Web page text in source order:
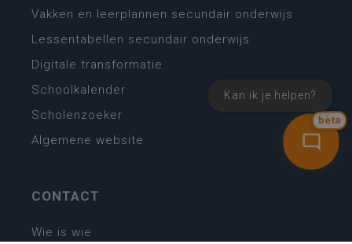
bèta
Kan ik je helpen?
Vakken en leerplannen secundair onderwijs
Lessentabellen secundair onderwijs
Digitale transformatie
Schoolkalender
Scholenzoeker
Algemene website
CONTACT
Wie is wie